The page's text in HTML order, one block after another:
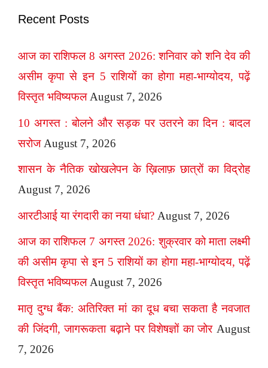
Recent Posts
आज का राशिफल 8 अगस्त 2026: शनिवार को शनि देव की
असीम कृपा से इन 5 राशियों का होगा महा-भाग्योदय, पढ़ें
विस्तृत भविष्यफल August 7, 2026
10 अगस्त : बोलने और सड़क पर उतरने का दिन : बादल
सरोज August 7, 2026
शासन के नैतिक खोखलेपन के ख़िलाफ़ छात्रों का विद्रोह
August 7, 2026
आरटीआई या रंगदारी का नया धंधा? August 7, 2026
आज का राशिफल 7 अगस्त 2026: शुक्रवार को माता लक्ष्मी
की असीम कृपा से इन 5 राशियों का होगा महा-भाग्योदय, पढ़ें
विस्तृत भविष्यफल August 7, 2026
मातृ दुग्ध बैंक: अतिरिक्त मां का दूध बचा सकता है नवजात
की जिंदगी, जागरूकता बढ़ाने पर विशेषज्ञों का जोर August
7, 2026